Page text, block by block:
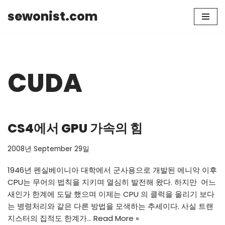
sewonist.com
CUDA
CS4에서 GPU 가속의 힘
2008년 September 29일
1946년 펜실베이니아 대학에서 군사용으로 개발된 에니악 이후
CPU는 무어의 법칙을 지키며 열심히 발전해 왔다. 하지만 어느
새인가 한계에 도달 했으며 이제는 CPU 의 클럭을 올리기 보다
는 병령처리와 같은 다른 방법을 모색하는 추세이다. 사실 트랜
지스터의 집적도 한계가… Read More »